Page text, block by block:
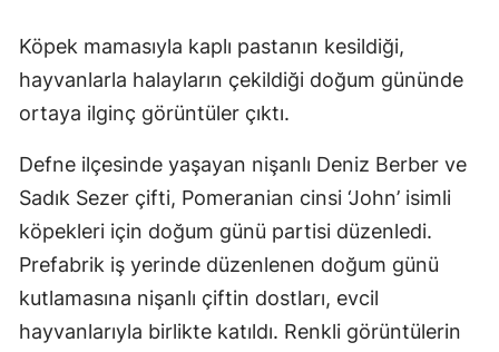
Köpek mamasıyla kaplı pastanın kesildiği,
hayvanlarla halayların çekildiği doğum gününde
ortaya ilginç görüntüler çıktı.
Defne ilçesinde yaşayan nişanlı Deniz Berber ve
Sadık Sezer çifti, Pomeranian cinsi ‘John’ isimli
köpekleri için doğum günü partisi düzenledi.
Prefabrik iş yerinde düzenlenen doğum günü
kutlamasına nişanlı çiftin dostları, evcil
hayvanlarıyla birlikte katıldı. Renkli görüntülerin